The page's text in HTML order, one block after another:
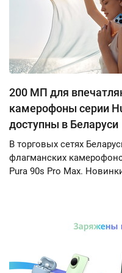
200 МП для
камерофоны серии
доступны в Беларуси
В торговых сетях
флагманских
Pura 90s Pro Max.